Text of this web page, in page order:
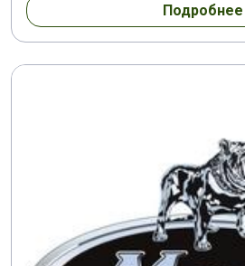
Подробнее